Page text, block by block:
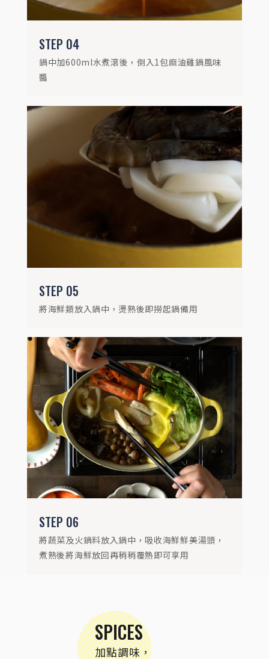
STEP 04
鍋中加600ml水煮滾後，倒入1包麻油雞鍋風味
醬
STEP 05
將海鮮類放入鍋中，燙熟後即撈起鍋備用
STEP 06
將蔬菜及火鍋料放入鍋中，吸收海鮮鮮美湯頭，
煮熟後將海鮮放回再稍稍覆熱即可享用
SPICES
加點調味，
STEP
將蔬菜及火鍋料放入鍋中，吸收海鮮鮮美湯
頭，煮熟後將海鮮放回再稍稍覆熱即可享用